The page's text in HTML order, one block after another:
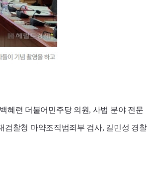
혜련 더불어민주당 의원, 사법 분야 전문
검찰청 마약조직범죄부 검사, 길민성 경찰